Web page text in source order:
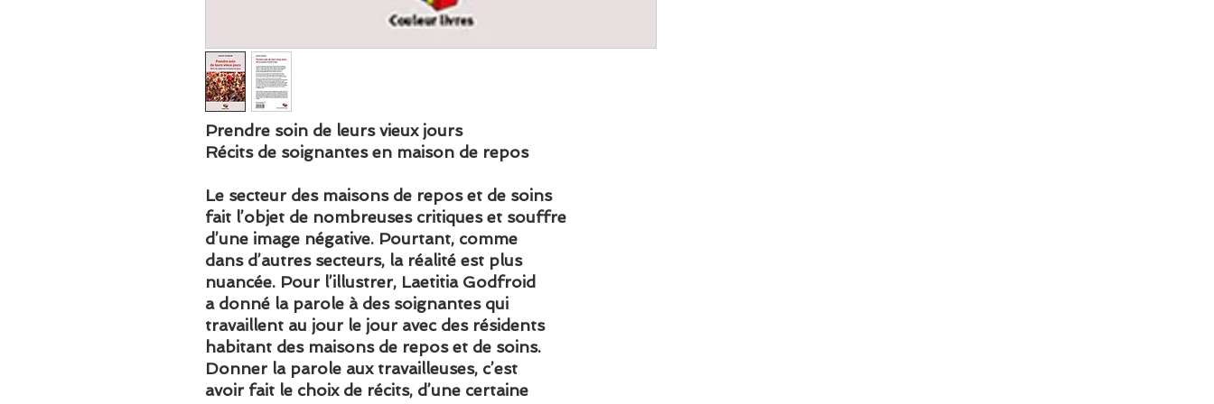
Prendre soin de leurs vieux jours
Récits de soignantes en maison de repos
Le secteur des maisons de repos et de soins
fait l’objet de nombreuses critiques et souffre
d’une image négative. Pourtant, comme
dans d’autres secteurs, la réalité est plus
nuancée. Pour l’illustrer, Laetitia Godfroid
a donné la parole à des soignantes qui
travaillent au jour le jour avec des résidents
habitant des maisons de repos et de soins.
Donner la parole aux travailleuses, c’est
avoir fait le choix de récits, d’une certaine